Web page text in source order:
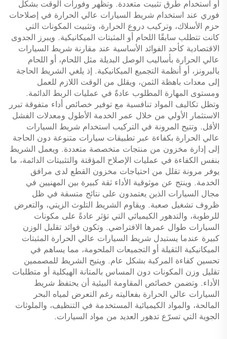
أو استخدام طرق تثبيت متعددة. وتظهر وفورات الوقت بشكل
فوري عند استخدام شريط السيارات عالي الحرارة في إصلاحات
حزم الأسلاك، وتركيب دروع الحرارة، وتثبيت المكونات التي
كانت تتطلب سابقًا اللحام أو المثبتات الميكانيكية. ويبرز الجدوى
الاقتصادية كأحد الفوائد الأساسية عند مقارنة شريط السيارات
عالي الحرارة بأساليب الوصل البديلة مثل اللحام، أو اللحام
بالبرونز، أو أنظمة التجميع الميكانيكية. إذ يلغي الشريط الحاجة
إلى معدات باهظة الثمن، ويقلل من الوقت اللازم للعمل
ومستوى المهارة المطلوب عادةً في عمليات الربط الدائمة.
وتظل تكاليف المواد تنافسية مع توفير خصائص أداء متفوقة تبرر
الاستثمار الأولي من خلال عمر الخدمة الأطول ومعدلات الفشل
الأقل. وتتيح المرونة في التركيب استخدام شريط السيارات
عالي الحرارة بكفاءة عبر تطبيقات سيارات متنوعة دون الحاجة
إلى إدارة مخزون من منتجات متخصصة متعددة. ويعمل الشريط
بنفس الكفاءة في عمليات الإصلاح المؤقتة والتثبيتات الدائمة، ما
يوفر مرونة تقلل من احتياجات مخزون القطع لدى مرافق
الخدمة. وينتج عن موثوقية الأداء ثقة كبيرة بين المهنيين في
مجال السيارات الذين يعتمدون على نتائج متسقة في ظل
ظروف تشغيل صعبة. ويقاوم الشريط التلوث الزيتي، والتعرض
للرطوبة، والتدهور الكيميائي التي تؤثر عادةً على مكونات
السيارات طوال عمرها الافتراضي. وتكون فوائد تقليل الوزن
كبيرة عندما يستبدل شريط السيارات عالي الحرارة المثبتات
الميكانيكية الثقيلة أو التجميعات الملحومة، مما يساهم في
تحسين كفاءة المركبة بشكل عام. ويتيح الشريط للمصممين
تقليل وزن المكونات دون المساس بالمتانة الهيكلية أو متطلبات
الأداء. وتضمن خصائص المقاومة البيئية أن يحتفظ شريط
السيارات عالي الحرارة بفعاليته رغم التعرض لمياه البحر
المالحة، والمواد الكيميائية المستخدمة في التنظيف، والملوثات
الجوية التي تسرّع تدهور العديد من مواد السيارات.